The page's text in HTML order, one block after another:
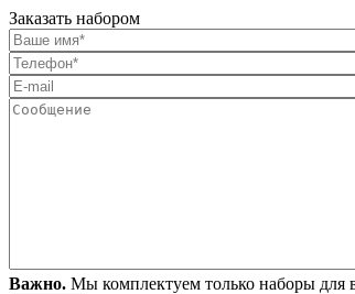
Заказать набором
Важно. Мы комплектуем только наборы для